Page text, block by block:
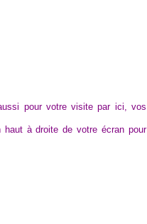
pour votre visite par ici, vos
à droite de votre écran pour